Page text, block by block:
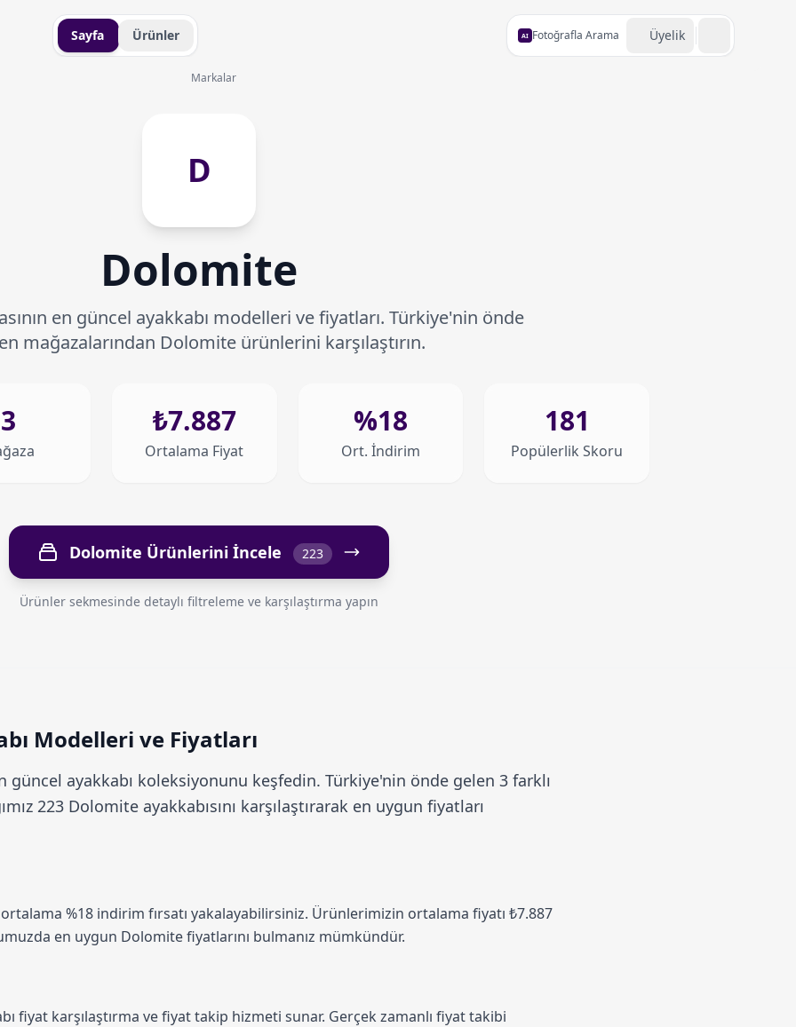
Sayfa Ürünler AI Fotoğrafla Arama Üyelik
Markalar
D
Dolomite
en güncel ayakkabı modelleri ve fiyatları. Türkiye'nin önde
mağazalarından Dolomite ürünlerini karşılaştırın.
3 ₺7.887
Ortalama Fiyat
%18
Ort. İndirim
181
Popülerlik Skoru
Dolomite Ürünlerini İncele 223
Ürünler sekmesinde detaylı filtreleme ve karşılaştırma yapın
Modelleri ve Fiyatları
güncel ayakkabı koleksiyonunu keşfedin. Türkiye'nin önde gelen 3 farklı
223 Dolomite ayakkabısını karşılaştırarak en uygun fiyatları
%18 indirim fırsatı yakalayabilirsiniz. Ürünlerimizin ortalama fiyatı ₺7.887
en uygun Dolomite fiyatlarını bulmanız mümkündür.
fiyat karşılaştırma ve fiyat takip hizmeti sunar. Gerçek zamanlı fiyat takibi